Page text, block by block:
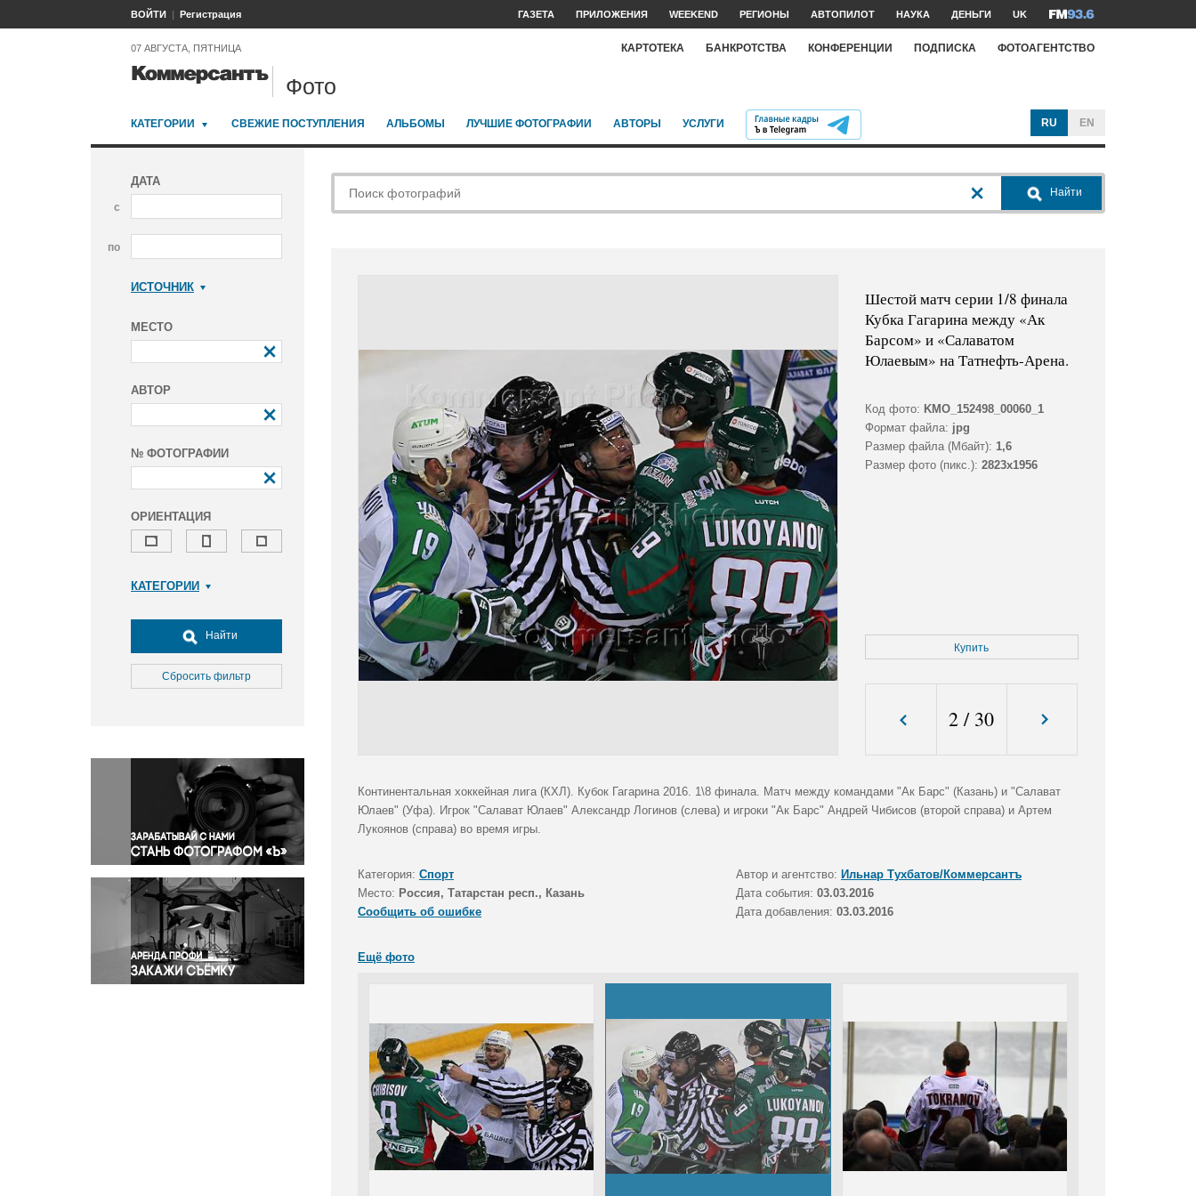
ВОЙТИ Регистрация ГАЗЕТА ПРИЛОЖЕНИЯ WEEKEND РЕГИОНЫ АВТОПИЛОТ НАУКА ДЕНЬГИ UK
07 АВГУСТА, ПЯТНИЦА КАРТОТЕКА БАНКРОТСТВА КОНФЕРЕНЦИИ ПОДПИСКА ФОТОАГЕНТСТВО
Фото
КАТЕГОРИИ СВЕЖИЕ ПОСТУПЛЕНИЯ АЛЬБОМЫ ЛУЧШИЕ ФОТОГРАФИИ АВТОРЫ УСЛУГИ RU EN
ДАТА
с
по
ИСТОЧНИК
МЕСТО
АВТОР
№ ФОТОГРАФИИ
ОРИЕНТАЦИЯ
КАТЕГОРИИ
Досуг, туризм и отдых
Культура
Медицина
Окружающая среда
Политика
Правосудие
Происшествия и конфликты
Религия
Светская жизнь
Спорт
Экология
Экономика и бизнес
Найти
Сбросить фильтр
Найти
Шестой матч серии 1/8 финала
Кубка Гагарина между «Ак
Барсом» и «Салаватом
Юлаевым» на Татнефть-Арена.
Код фото: KMO_152498_00060_1
Формат файла: jpg
Размер файла (Мбайт): 1,6
Размер фото (пикс.): 2823x1956
Купить
2 / 30
Континентальная хоккейная лига (КХЛ). Кубок Гагарина 2016. 1\8 финала. Матч между командами "Ак Барс" (Казань) и "Салават
Юлаев" (Уфа). Игрок "Салават Юлаев" Александр Логинов (слева) и игроки "Ак Барс" Андрей Чибисов (второй справа) и Артем
Лукоянов (справа) во время игры.
Категория: Спорт Автор и агентство: Ильнар Тухбатов/Коммерсантъ
Место: Россия, Татарстан респ., Казань Дата события: 03.03.2016
Сообщить об ошибке
Дата добавления: 03.03.2016
Ещё фото